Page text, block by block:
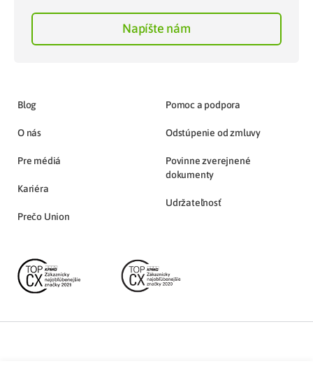
Napíšte nám
Blog
O nás
Pre médiá
Kariéra
Prečo Union
Pomoc a podpora
Odstúpenie od zmluvy
Povinne zverejnené
dokumenty
Udržateľnosť